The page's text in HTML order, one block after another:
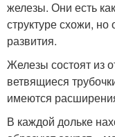
железы. Они есть
структуре схожи,
развития.
Железы состоят из
ветвящиеся
имеются
В каждой дольке